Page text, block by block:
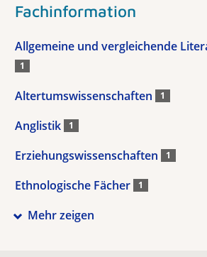
Fachinformation
Allgemeine und vergleichende
1
Altertumswissenschaften 1
Anglistik 1
Erziehungswissenschaften 1
Ethnologische Fächer 1
Mehr zeigen